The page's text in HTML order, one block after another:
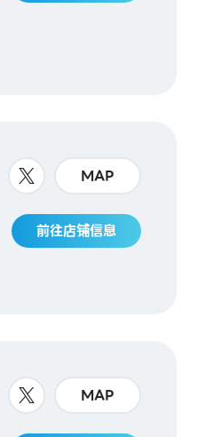
MAP
前往店铺信息
MAP